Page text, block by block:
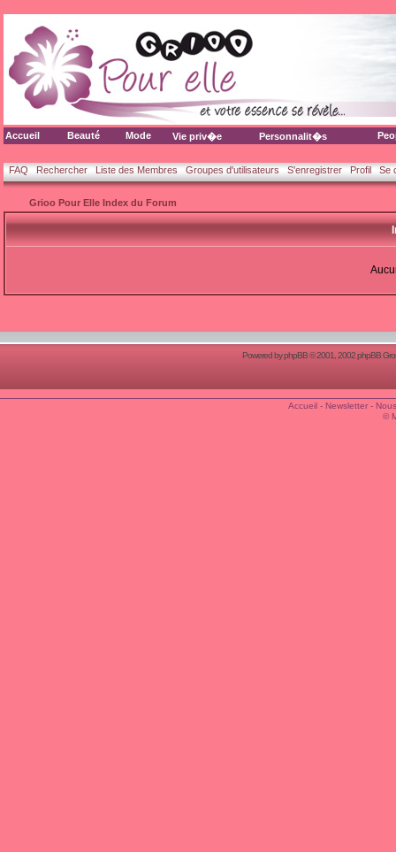
Accueil Beauté Mode Vie priv�e Personnalit�s
FAQ Rechercher Liste des Membres Groupes d'utilisateurs S'enregistrer Profil Se
Grioo Pour Elle Index du Forum
Powered byphpBB© 2001, 2002 phpBB
Accueil- Newsletter-
©